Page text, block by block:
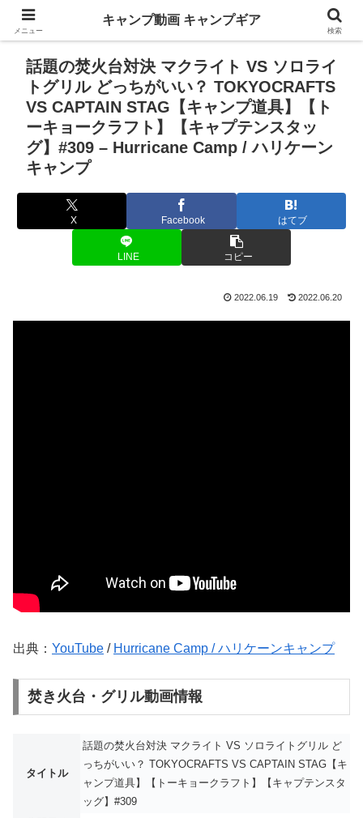
話題の焚火台対決 マクライト VS ソロライ
トグリル どっちがいい？ TOKYOCRAFTS
VS CAPTAIN STAG【キャンプ道具】【ト
ーキョークラフト】【キャプテンスタッ
グ】#309 – Hurricane Camp / ハリケーン
キャンプ
X Facebook はてブ
LINE コピー
2022.06.19 2022.06.20
出典： YouTube / Hurricane Camp / ハリケーンキャンプ
焚き火台・グリル動画情報
タイトル
話題の焚火台対決 マクライト VS ソロライトグリル ど
っちがいい？ TOKYOCRAFTS VS CAPTAIN STAG【キ
ャンプ道具】【トーキョークラフト】【キャプテンスタ
ッグ】#309
メニュー
キャンプ動画 キャンプギア
検索